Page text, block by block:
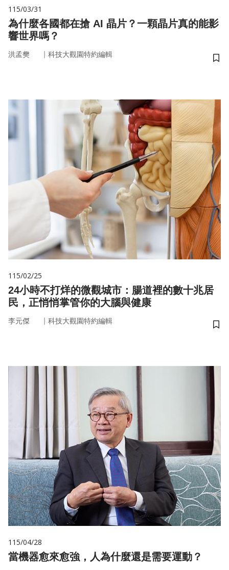
115/03/31
為什麼各國都在搶 AI 晶片？一顆晶片真的能影
響世界嗎？
洪孟樊 ｜ 科技大觀園特約編輯
儲
115/02/25
24小時不打烊的微觀城市：腸道裡的數十兆居
民，正悄悄掌管你的大腦與健康
李元傑 ｜ 科技大觀園特約編輯
儲
115/04/28
當機器愈來愈強，人為什麼還是需要運動？